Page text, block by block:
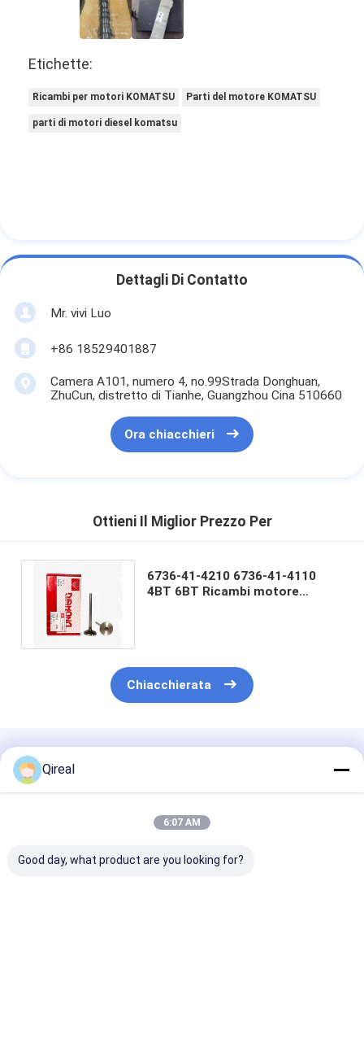
Etichette:
Ricambi per motori KOMATSU Parti del motore KOMATSU
parti di motori diesel komatsu
Dettagli Di Contatto
Mr. vivi Luo
+86 18529401887
Camera A101, numero 4, no.99Strada Donghuan,
ZhuCun, distretto di Tianhe, Guangzhou Cina 510660
Ora chiacchieri
Ottieni Il Miglior Prezzo Per
6736-41-4210 6736-41-4110
4BT 6BT Ricambi motore
Chiacchierata
Prodotti Raccomandati
Qireal
6:07 AM
Good day, what product are you looking for?